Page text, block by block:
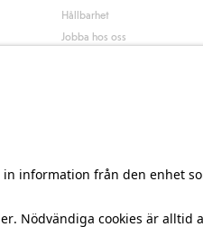
Hållbarhet
Jobba hos oss